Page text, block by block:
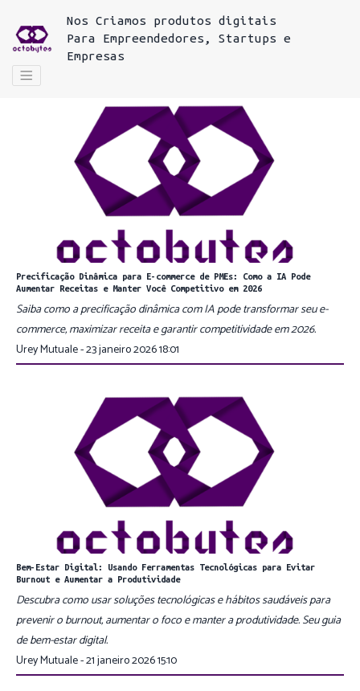
NosCriamos produtos digitais
Para
Empreendedores, Startups e
Empresas
Precificação Dinâmica para E-commerce de PMEs: Como a IA Pode
Aumentar Receitas e Manter Você Competitivo em 2026
Saiba como a precificação dinâmica com IA pode transformar seu e-
commerce, maximizar receita e garantir competitividade em 2026.
Urey Mutuale - 23 janeiro 2026 18:01
Bem-Estar Digital: Usando Ferramentas Tecnológicas para Evitar
Burnout e Aumentar a Produtividade
Descubra como usar soluções tecnológicas e hábitos saudáveis para
prevenir o burnout, aumentar o foco e manter a produtividade. Seu guia
de bem-estar digital.
Urey Mutuale - 21 janeiro 2026 15:10